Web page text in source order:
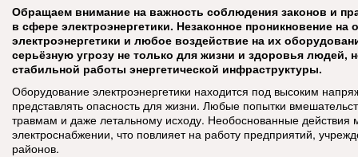
Обращаем внимание на важность соблюдения законов и
в сфере электроэнергетики. Незаконное проникновение на
электроэнергетики и любое воздействие на их
серьёзную угрозу не только для жизни и здоровья людей,
стабильной работы энергетической инфраструктуры.
Оборудование электроэнергетики находится под высоким
представлять опасность для жизни. Любые попытки
травмам и даже летальному исходу. Необоснованные действия
электроснабжении, что повлияет на работу предприятий,
районов.